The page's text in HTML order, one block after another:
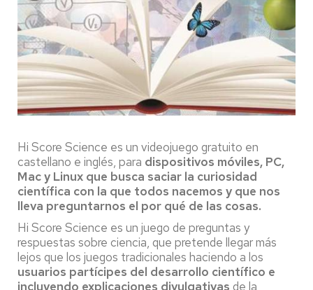
Hi Score Science es un videojuego gratuito en
castellano e inglés, para dispositivos móviles, PC,
Mac y Linux que busca saciar la curiosidad
científica con la que todos nacemos y que nos
lleva preguntarnos el por qué de las cosas.
Hi Score Science es un juego de preguntas y
respuestas sobre ciencia, que pretende llegar más
lejos que los juegos tradicionales haciendo a los
usuarios partícipes del desarrollo científico e
incluyendo explicaciones divulgativas de la